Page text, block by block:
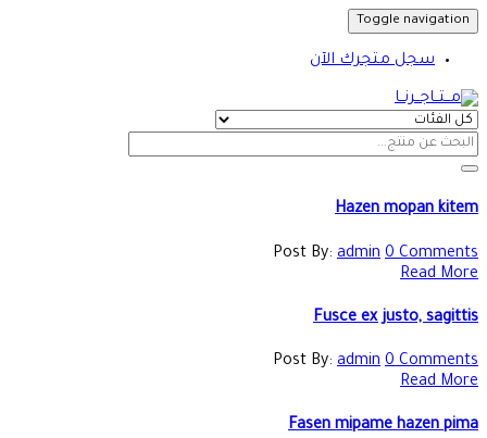
Toggle navigation
سجل متجرك الآن
Hazen mopan kitem
Post By: admin 0 Comments
Read More
Fusce ex justo, sagittis
Post By: admin 0 Comments
Read More
Fasen mipame hazen pima